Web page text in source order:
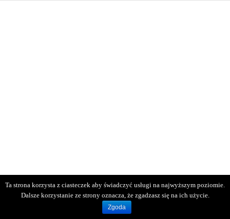
Ta strona korzysta z ciasteczek aby świadczyć usługi na najwyższym poziomie.
Dalsze korzystanie ze strony oznacza, że zgadzasz się na ich użycie.
Zgoda